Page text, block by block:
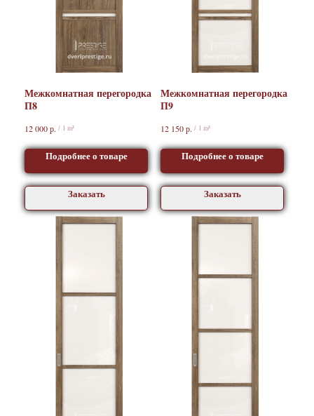
Межкомнатная перегородка
П8
12 000р. / 1 m²
Подробнее о товаре
Заказать
Межкомнатная перегородка
П9
12 150р. / 1 m²
Подробнее о товаре
Заказать